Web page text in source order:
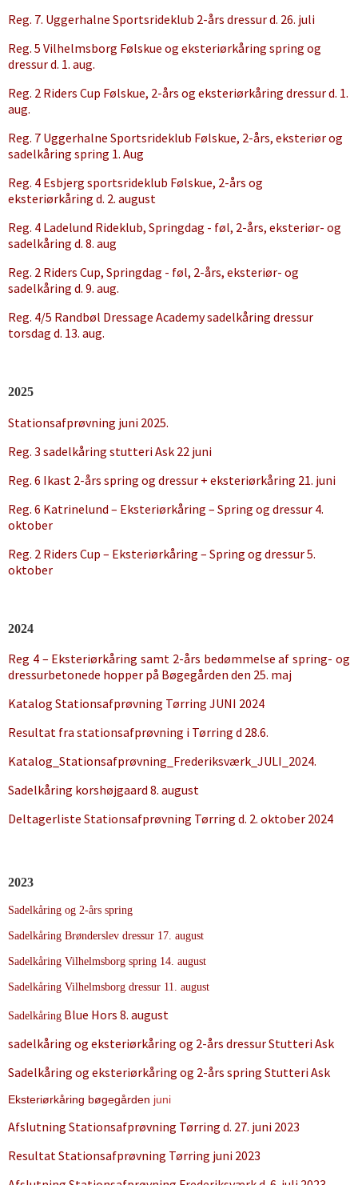
Reg. 7. Uggerhalne Sportsrideklub 2-års dressur d. 26. juli
Reg. 5 Vilhelmsborg Følskue og eksteriørkåring spring og
dressur d. 1. aug.
Reg. 2 Riders Cup Følskue, 2-års og eksteriørkåring dressur d. 1.
aug.
Reg. 7 Uggerhalne Sportsrideklub Følskue, 2-års, eksteriør og
sadelkåring spring 1. Aug
Reg. 4 Esbjerg sportsrideklub Følskue, 2-års og
eksteriørkåring d. 2. august
Reg. 4 Ladelund Rideklub, Springdag - føl, 2-års, eksteriør- og
sadelkåring d. 8. aug
Reg. 2 Riders Cup, Springdag - føl, 2-års, eksteriør- og
sadelkåring d. 9. aug.
Reg. 4/5 Randbøl Dressage Academy sadelkåring dressur
torsdag d. 13. aug.
2025
Stationsafprøvning juni 2025.
Reg. 3 sadelkåring stutteri Ask 22 juni
Reg. 6 Ikast 2-års spring og dressur + eksteriørkåring 21. juni
Reg. 6 Katrinelund – Eksteriørkåring – Spring og dressur 4.
oktober
Reg. 2 Riders Cup – Eksteriørkåring – Spring og dressur 5.
oktober
2024
Reg 4 – Eksteriørkåring samt 2-års bedømmelse af spring- og
dressurbetonede hopper på Bøgegården den 25. maj
Katalog Stationsafprøvning Tørring JUNI 2024
Resultat fra stationsafprøvning i Tørring d 28.6.
Katalog_Stationsafprøvning_Frederiksværk_JULI_2024.
Sadelkåring korshøjgaard 8. august
Deltagerliste Stationsafprøvning Tørring d. 2. oktober 2024
2023
Sadelkåring og 2-års spring
Sadelkåring Brønderslev dressur 17. august
Sadelkåring Vilhelmsborg spring 14. august
Sadelkåring Vilhelmsborg dressur 11. august
Sadelkåring Blue Hors 8. august
sadelkåring og eksteriørkåring og 2-års dressur Stutteri Ask
Sadelkåring og eksteriørkåring og 2-års spring Stutteri Ask
Eksteriørkåring bøgegården juni
Afslutning Stationsafprøvning Tørring d. 27. juni 2023
Resultat Stationsafprøvning Tørring juni 2023